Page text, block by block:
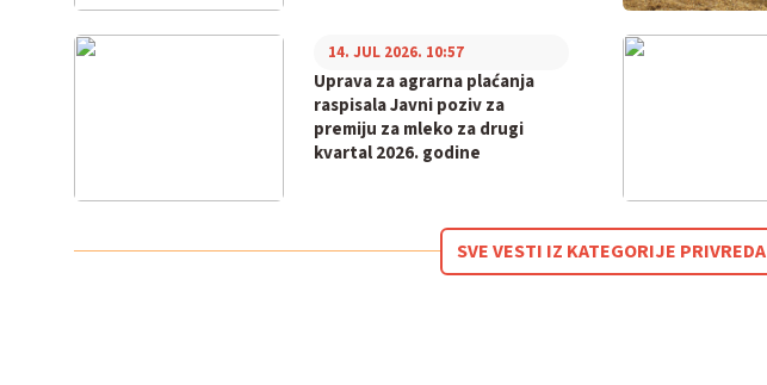
Uprava za agrarna plaćanja
raspisala Javni poziv za
premiju za mleko za drugi
kvartal 2026. godine
14. JUL 2026. 10:57
SVE VESTI IZ KATEGORIJE PRIVREDA